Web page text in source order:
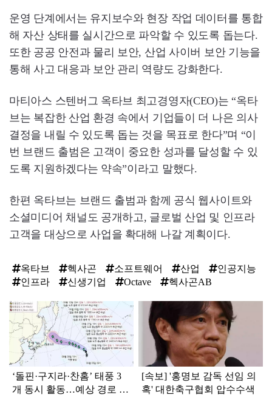
운영 단계에서는 유지보수와 현장 작업 데이터를 통합
해 자산 상태를 실시간으로 파악할 수 있도록 돕는다.
또한 공공 안전과 물리 보안, 산업 사이버 보안 기능을
통해 사고 대응과 보안 관리 역량도 강화한다.
마티아스 스텐버그 옥타브 최고경영자(CEO)는 “옥타
브는 복잡한 산업 환경 속에서 기업들이 더 나은 의사
결정을 내릴 수 있도록 돕는 것을 목표로 한다”며 “이
번 브랜드 출범은 고객이 중요한 성과를 달성할 수 있
도록 지원하겠다는 약속”이라고 말했다.
한편 옥타브는 브랜드 출범과 함께 공식 웹사이트와
소셜미디어 채널도 공개하고, 글로벌 산업 및 인프라
고객을 대상으로 사업을 확대해 나갈 계획이다.
옥타브 헥사곤 소프트웨어 산업
인공지능
인프라
신생기업 Octave 헥사곤AB
탑
라
인
‘돌핀·구지라·찬홈’ 태풍 3
개 동시 활동…예상 경로 보
[속보] '홍명보 감독 선임 의
혹' 대한축구협회 압수수색